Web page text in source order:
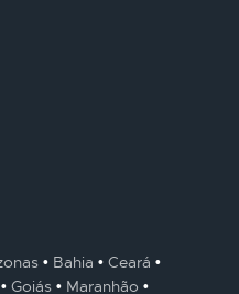
Bahia
Ceará
Goiás
Maranhão